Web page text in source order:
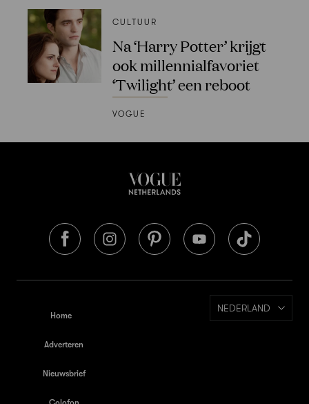
CULTUUR
Na ‘Harry Potter’ krijgt
ook millennialfavoriet
‘Twilight’ een reboot
VOGUE
Home
Adverteren
Nieuwsbrief
NEDERLAND